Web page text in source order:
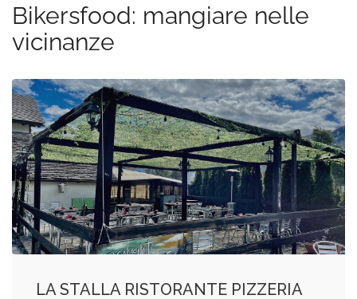
Bikersfood: mangiare nelle
vicinanze
LA STALLA RISTORANTE PIZZERIA